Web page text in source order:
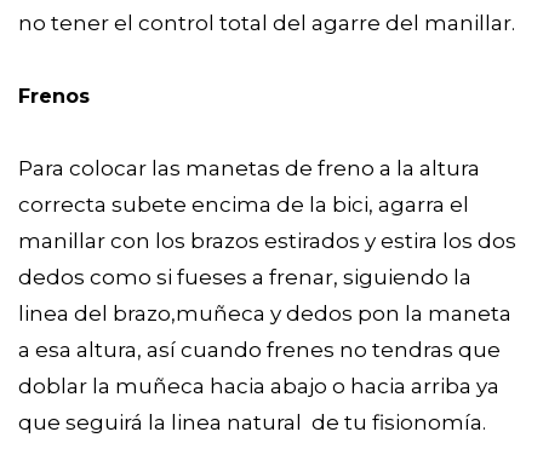
no tener el control total del agarre del manillar.
Frenos
Para colocar las manetas de freno a la altura
correcta subete encima de la bici, agarra el
manillar con los brazos estirados y estira los dos
dedos como si fueses a frenar, siguiendo la
linea del brazo,muñeca y dedos pon la maneta
a esa altura, así cuando frenes no tendras que
doblar la muñeca hacia abajo o hacia arriba ya
que seguirá la linea natural de tu fisionomía.